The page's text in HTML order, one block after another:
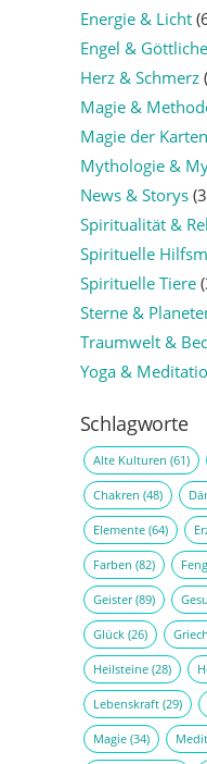
Energie & Licht
Engel &
Herz & Schmerz
Magie &
Magie der Karten
Mythologie &
News & Storys
Spiritualität &
Spirituelle
Spirituelle Tiere
Sterne &
Traumwelt &
Yoga &
Schlagworte
Alte Kulturen (61)
Chakren (48)
Elemente(64)
Farben (82)
Geister(89)
Glück(26)
Heilsteine(28)
Lebenskraft(29)
Magie(34)